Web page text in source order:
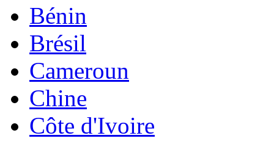
Bénin
Brésil
Cameroun
Chine
Côte d'Ivoire